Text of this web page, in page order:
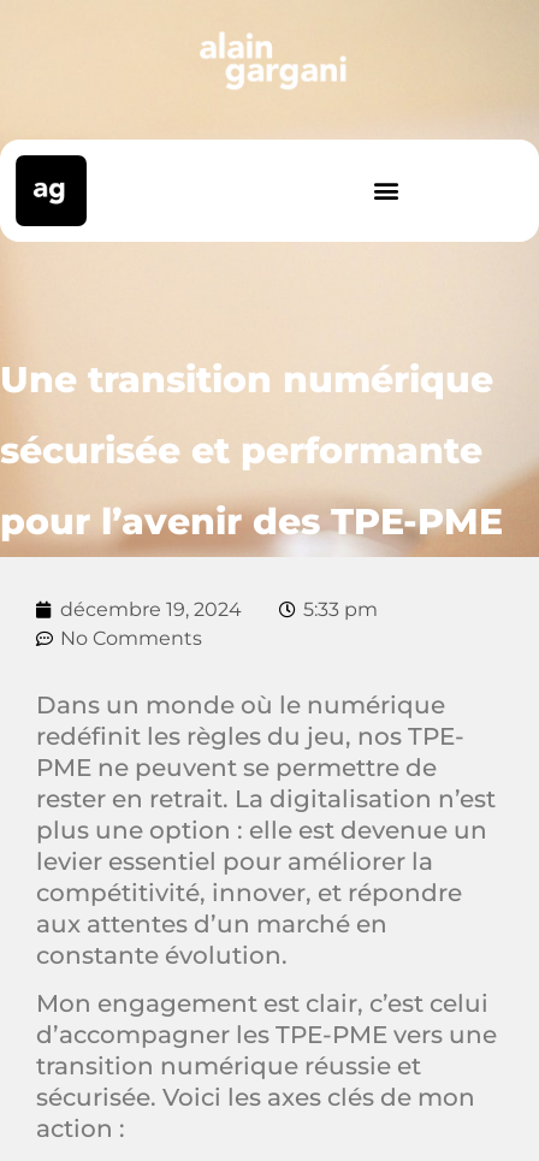
Une transition numérique
sécurisée et performante
pour l’avenir des TPE-PME
décembre 19, 2024
5:33 pm
No Comments
Dans un monde où le numérique
redéfinit les règles du jeu, nos TPE-
PME ne peuvent se permettre de
rester en retrait. La digitalisation n’est
plus une option : elle est devenue un
levier essentiel pour améliorer la
compétitivité, innover, et répondre
aux attentes d’un marché en
constante évolution.
Mon engagement est clair, c’est celui
d’accompagner les TPE-PME vers une
transition numérique réussie et
sécurisée. Voici les axes clés de mon
action :